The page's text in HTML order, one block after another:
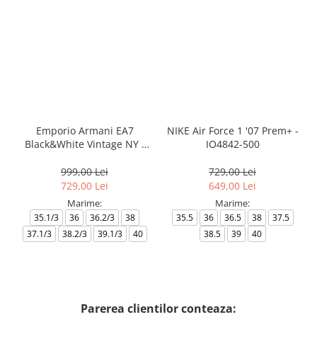
Emporio Armani EA7
Black&White Vintage NY -
999,00 Lei
729,00 Lei
Marime:
35.1/3 36 36.2/3
38
37.1/3
38.2/3 39.1/3 40
NIKE Air Force 1 '07 Prem+ -
IO4842-500
729,00 Lei
649,00 Lei
Marime:
35.5 36 36.5 38
37.5
38.5
39 40
Parerea clientilor conteaza: